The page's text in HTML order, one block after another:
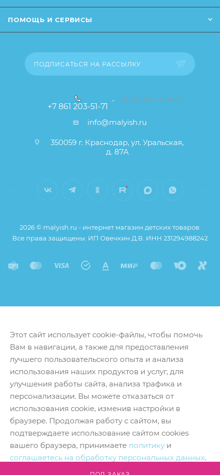
влияющие на основные потребительские свойства
заказа остаются без изменений.
ПОМОЩЬ И СЕРВИСЫ
ПОДПИСАТЬСЯ НА РАССЫЛКУ
+7 861 203-51-71
ЗАКАЗАТЬ ЗВОНОК
info@malyish.ru
350059 г. Краснодар, ул. Уральская,
д. 87А
2026 © malyish.ru - интернет магазин детских товаров.
Все права защищены. ИП Овечкин Д.В. ИНН 231294988242
Этот сайт использует cookie-файлы, чтобы помочь
Вам в навигации, а также для предоставления
лучшего пользовательского опыта и анализа
использования наших продуктов и услуг, для
улучшения работы сайта, анализа трафика и
персонализации. Вы можете отказаться от
использования cookie, изменив настройки в
браузере. Продолжая работу с сайтом, вы
подтверждаете использование сайтом cookies
вашего браузера, принимаете политику и
соглашаетесь на обработку персональных данных.